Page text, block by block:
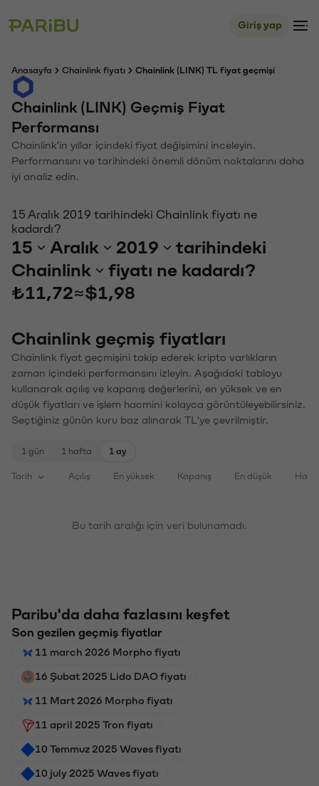
Giriş yap
Anasayfa Chainlink fiyatı Chainlink (LINK) TL fiyat geçmişi
Chainlink (LINK) Geçmiş Fiyat
Performansı
Chainlink'in yıllar içindeki fiyat değişimini inceleyin.
Performansını ve tarihindeki önemli dönüm noktalarını daha
iyi analiz edin.
15 Aralık 2019 tarihindeki Chainlink fiyatı ne
kadardı?
15 Aralık 2019
tarihindeki
Chainlink
fiyatı ne kadardı?
₺11,72≈$1,98
Chainlink geçmiş fiyatları
Chainlink fiyat geçmişini takip ederek kripto varlıkların
zaman içindeki performansını izleyin. Aşağıdaki tabloyu
kullanarak açılış ve kapanış değerlerini, en yüksek ve en
düşük fiyatları ve işlem hacmini kolayca görüntüleyebilirsiniz.
Seçtiğiniz günün kuru baz alınarak TL'ye çevrilmiştir.
1 gün 1 hafta 1 ay
Tarih Açılış En yüksek Kapanış En düşük
Bu tarih aralığı için veri bulunamadı.
Paribu'da daha fazlasını keşfet
Son gezilen geçmiş fiyatlar
11 march 2026 Morpho fiyatı
16 Şubat 2025 Lido DAO fiyatı
11 Mart 2026 Morpho fiyatı
11 april 2025 Tron fiyatı
10 Temmuz 2025 Waves fiyatı
10 july 2025 Waves fiyatı